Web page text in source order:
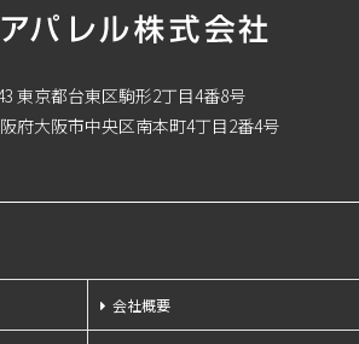
東京都台東区駒形2丁目4番8号
府大阪市中央区南本町4丁目2番4号
会社概要